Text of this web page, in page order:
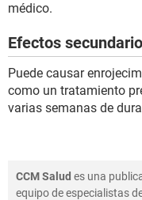
médico.
Efectos
Puede causar
como un tratamiento
varias semanas de
CCM Salud es una
equipo de especialistas